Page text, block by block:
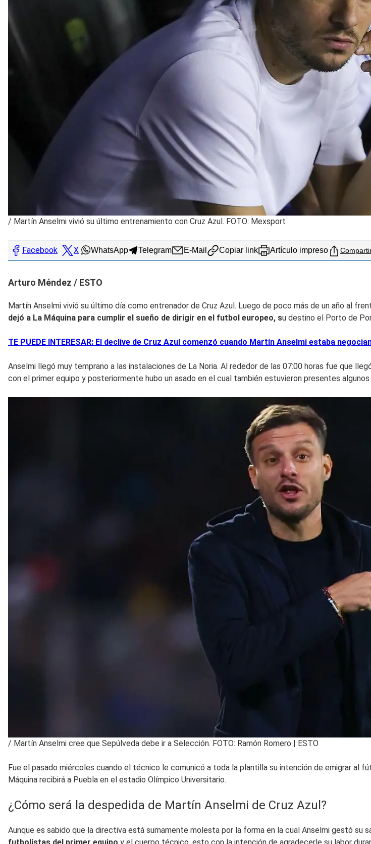
/ Martín Anselmi vivió su último entrenamiento con Cruz Azul. FOTO: Mexsport
Facebook X WhatsApp Telegram E-Mail Copiar link Artículo impreso
Arturo Méndez / ESTO
Martín Anselmi vivió su último día como entrenador de Cruz Azul. Luego de poco más de un año al
dejó a La Máquina para cumplir el sueño de dirigir en el futbol europeo, su destino el Porto de
TE PUEDE INTERESAR: El declive de Cruz Azul comenzó cuando Martín Anselmi estaba
Anselmi llegó muy temprano a las instalaciones de La Noria. Al rededor de las 07:00 horas fue que
con el primer equipo y posteriormente hubo un asado en el cual también estuvieron presentes
/ Martín Anselmi cree que Sepúlveda debe ir a Selección. FOTO: Ramón Romero | ESTO
Fue el pasado miércoles cuando el técnico le comunicó a toda la plantilla su intención de emigrar al
Máquina recibirá a Puebla en el estadio Olímpico Universitario.
¿Cómo será la despedida de Martín Anselmi de Cruz Azul?
Aunque es sabido que la directiva está sumamente molesta por la forma en la cual Anselmi gestó su